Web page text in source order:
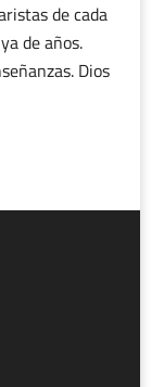
de cada
de años.
Dios